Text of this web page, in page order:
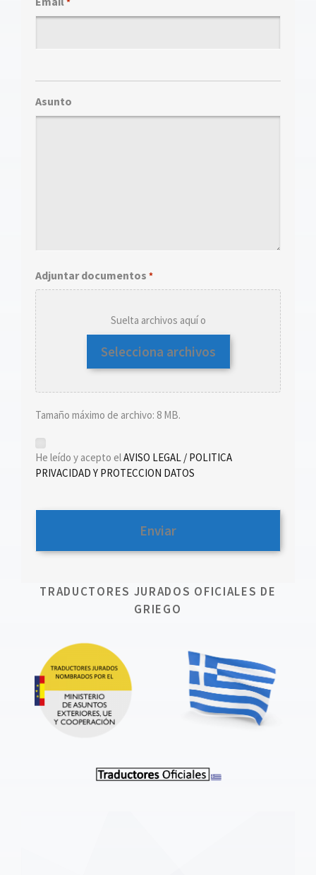
Asunto
Adjuntar documentos *
Suelta archivos aquí o
Selecciona archivos
Tamaño máximo de archivo: 8 MB.
He leído y acepto elAVISO LEGAL / POLITICA
PRIVACIDAD Y PROTECCION DATOS
TRADUCTORES JURADOS OFICIALES DE
GRIEGO